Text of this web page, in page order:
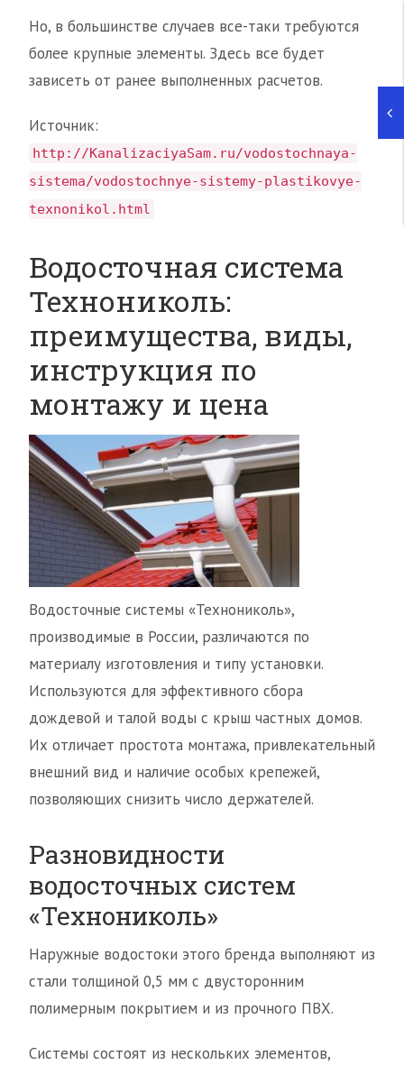
Но, в большинстве случаев все-таки требуются
более крупные элементы. Здесь все будет
зависеть от ранее выполненных расчетов.
Источник:
http://KanalizaciyaSam.ru/vodostochnaya-
sistema/vodostochnye-sistemy-plastikovye-
texnonikol.html
Водосточная система
Технониколь:
преимущества, виды,
инструкция по
монтажу и цена
Водосточные системы «Технониколь»,
производимые в России, различаются по
материалу изготовления и типу установки.
Используются для эффективного сбора
дождевой и талой воды с крыш частных домов.
Их отличает простота монтажа, привлекательный
внешний вид и наличие особых крепежей,
позволяющих снизить число держателей.
Разновидности
водосточных систем
«Технониколь»
Наружные водостоки этого бренда выполняют из
стали толщиной 0,5 мм с двусторонним
полимерным покрытием и из прочного ПВХ.
Системы состоят из нескольких элементов,